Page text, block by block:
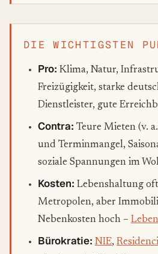
DIE WICHTIGSTEN
Pro: Klima, Natur,
Freizügigkeit, starke
Dienstleister, gute
Contra: Teure Mieten (v.
und Terminmangel,
soziale Spannungen im
Kosten: Lebenshaltung
Metropolen, aber
Nebenkosten hoch –
Bürokratie: NIE,